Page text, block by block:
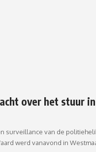
over het stuur in
surveillance van de
werd vanavond in